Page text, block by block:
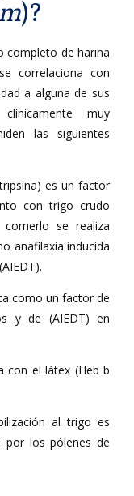
)?
completo de harina
correlaciona con
a alguna de sus
muy
las siguientes
es un factor
con trigo crudo
se realiza
anafilaxia inducida
como un factor de
y de (AIEDT) en
con el látex (Heb b
al trigo es
por los pólenes de